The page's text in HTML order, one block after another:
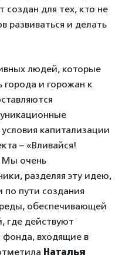
создан для тех, кто не
развиваться и делать
людей, которые
и горожан к
капитализации
– «Вливайся!
Мы очень
разделяя эту идею,
по пути создания
обеспечивающей
где действуют
фонда, входящие в
Наталья